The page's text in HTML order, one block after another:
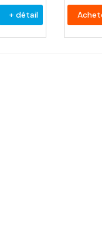
+ détail